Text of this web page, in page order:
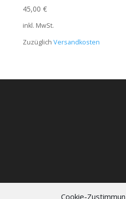
Cookie-
45,00 €
inkl. MwSt.
Zuzüglich Versandkosten